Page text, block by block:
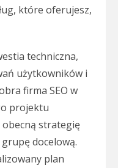
które oferujesz,
techniczna,
użytkowników i
firma SEO w
projektu
obecną strategię
docelową.
plan